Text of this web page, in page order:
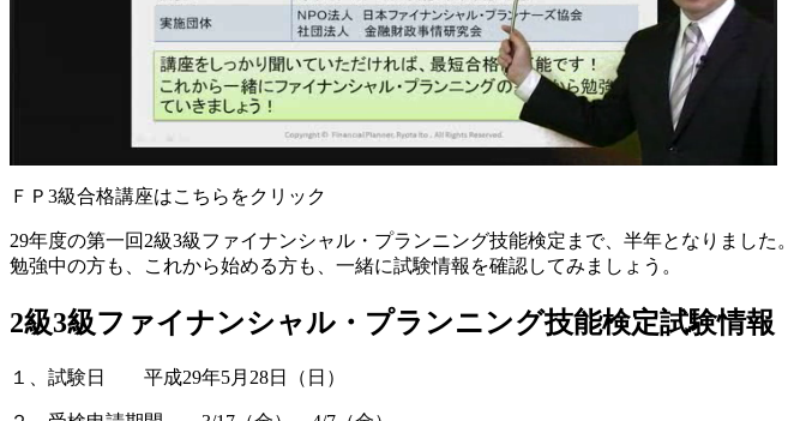
ＦＰ3級合格講座はこちらをクリック
29年度の第一回2級3級ファイナンシャル・プランニング技能検定まで、半年となりました。
勉強中の方も、これから始める方も、一緒に試験情報を確認してみましょう。
2級3級ファイナンシャル・プランニング技能検定試験情報
１、試験日 平成29年5月28日（日）